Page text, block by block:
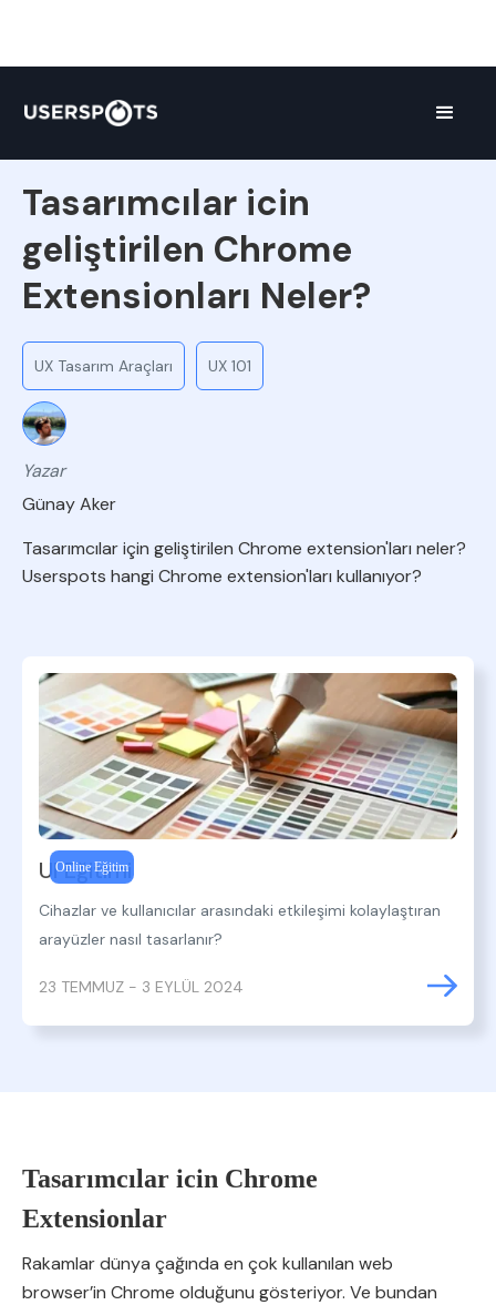
Tasarımcılar icin
geliştirilen Chrome
Extensionları Neler?
Yazar
Günay Aker
UX Tasarım Araçları UX 101
Tasarımcılar için geliştirilen Chrome extension'ları neler?
Userspots hangi Chrome extension'ları kullanıyor?
Online Eğitim
UI Eğitimi
Cihazlar ve kullanıcılar arasındaki etkileşimi kolaylaştıran
arayüzler nasıl tasarlanır?
23 TEMMUZ - 3 EYLÜL 2024
Tasarımcılar icin Chrome
Extensionlar
Rakamlar dünya çağında en çok kullanılan web
browser’in Chrome olduğunu gösteriyor. Ve bundan